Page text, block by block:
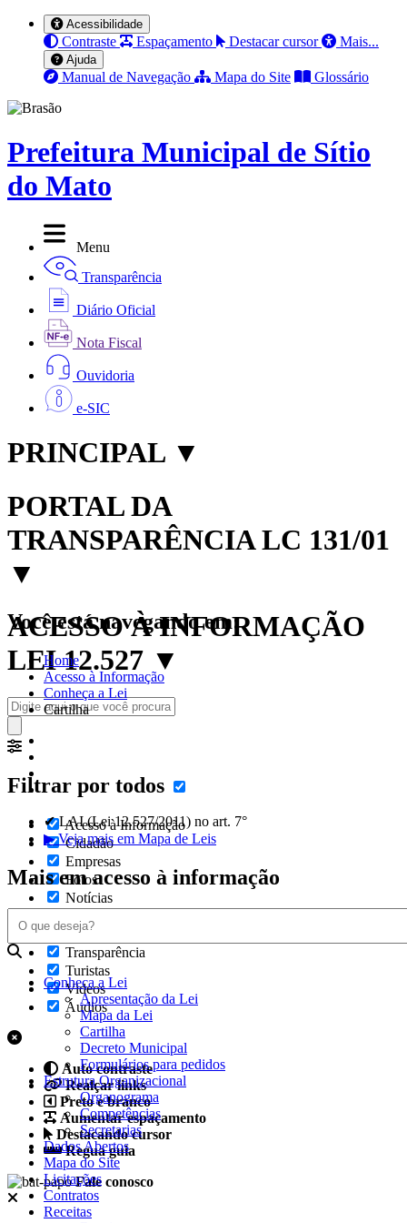
Acessibilidade
Contraste Espaçamento Destacar cursor Mais...
Ajuda
Manual de Navegação Mapa do Site Glossário
Prefeitura Municipal de Sítio
do Mato
Menu
Transparência
Diário Oficial
Nota Fiscal
Ouvidoria
e-SIC
PRINCIPAL ▼
PORTAL DA
TRANSPARÊNCIA LC 131/01
▼
ACESSO À INFORMAÇÃO
LEI 12.527 ▼
Filtrar por todos
Acesso à Informação
Cidadão
Empresas
Fotos
Notícias
Servidor
Transparência
Turistas
Videos
Áudios
Auto contraste
Realçar links
Preto e branco
Aumentar espaçamento
Destacando cursor
Regua guia
Fale conosco
Você está navegando em:
Home
Acesso à Informação
Conheça a Lei
Cartilha
✔ LAI (Lei 12.527/2011) no art. 7°
▶ Veja mais em Mapa de Leis
Mais em acesso à informação
Conheça a Lei
Apresentação da Lei
Mapa da Lei
Cartilha
Decreto Municipal
Formulários para pedidos
Estrutura Organizacional
Organograma
Competências
Secretarias
Dados Abertos
Mapa do Site
Licitações
Contratos
Receitas